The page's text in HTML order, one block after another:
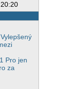
Pro jen
za